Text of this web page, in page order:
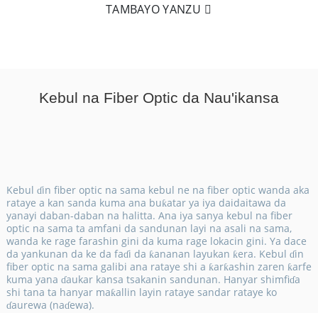
TAMBAYO YANZU
Kebul na Fiber Optic da Nau'ikansa
Kebul ɗin fiber optic na sama kebul ne na fiber optic wanda aka
rataye a kan sanda kuma ana buƙatar ya iya daidaitawa da
yanayi daban-daban na halitta. Ana iya sanya kebul na fiber
optic na sama ta amfani da sandunan layi na asali na sama,
wanda ke rage farashin gini da kuma rage lokacin gini. Ya dace
da yankunan da ke da faɗi da ƙananan layukan ƙera. Kebul ɗin
fiber optic na sama galibi ana rataye shi a ƙarƙashin zaren ƙarfe
kuma yana ɗaukar kansa tsakanin sandunan. Hanyar shimfiɗa
shi tana ta hanyar maƙallin layin rataye sandar rataye ko
ɗaurewa (naɗewa).